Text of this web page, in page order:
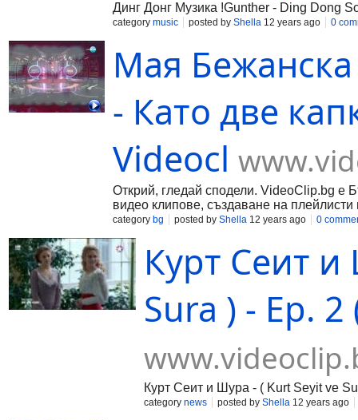
Динг Донг Музика !Gunther - Ding Dong
category music posted by Shella 12 years ago 0
Мая
- Като две
Videocl
Открий, гледай сподели. VideoClip.bg е
видео клипове, създаване на плейлисти
category bg posted by Shella 12 years ago 0
Курт Сеит
Sura ) - Ep.
Курт Сеит и Шура - ( Kurt Seyit ve
category news posted by Shella 12 years ago